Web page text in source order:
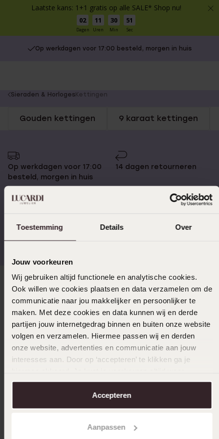
Laatste kans: 1+1 gratis op alle SALE* Shop nu!
02
Dagen
11
Uren
30
Min
51
Sec
Toestemming Details Over
Jouw voorkeuren
Wij gebruiken altijd functionele en analytische cookies.
Ook willen we cookies plaatsen en data verzamelen om de
communicatie naar jou makkelijker en persoonlijker te
maken. Met deze cookies en data kunnen wij en derde
partijen jouw internetgedrag binnen en buiten onze website
volgen en verzamelen. Hiermee passen wij en derden
onze website, advertenties en communicatie aan jouw
interesses aan. Door op ‘accepteren’ te klikken ga je
aanpassen. Lees er meer over in onscookiebeleid.
Accepteren
Aanpassen
Op werkdagen voor 17:00 besteld, morgen in huis
You
here:
Sieraden & Horloges Kettingen
Gouden kettingen 9 karaat kettingen
Op werkdagen voor 17:00
besteld, morgen in huis
14 dagen retourneren
Gratis verzending vanaf
€49
4,67 uit 5 (82.000+
Direct naar
Over Lucardi
Klantenservice
Word member en ontvang altijd minimaal 10% korting